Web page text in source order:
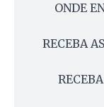
ONDE
RECEBA